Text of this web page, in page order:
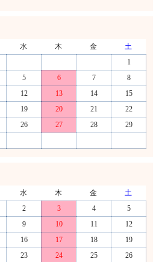
水 木 金
土
1
5 6 7
8
12 13 14
15
19 20 21
22
26 27 28
29
水 木 金
土
2 3 4
5
9 10 11
12
16 17 18
19
23 24 25
26